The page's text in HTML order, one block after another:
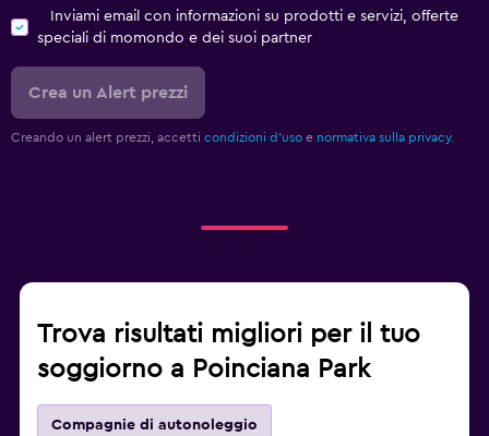
Inviami email con informazioni su prodotti e servizi, offerte
speciali di momondo e dei suoi partner
Crea un Alert prezzi
Creando un alert prezzi, accetti condizioni d'uso e normativa sulla privacy.
Trova risultati migliori per il tuo
soggiorno a Poinciana Park
Compagnie di autonoleggio